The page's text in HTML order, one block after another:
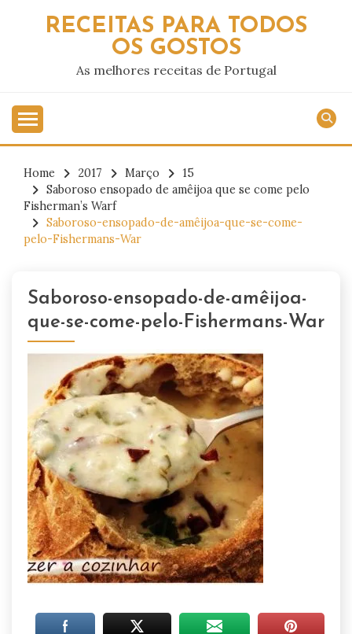
RECEITAS PARA TODOS
OS GOSTOS
As melhores receitas de Portugal
Home 2017 Março
15
Saboroso ensopado de amêijoa que se come pelo
Fisherman’s Warf
Saboroso-ensopado-de-amêijoa-que-se-come-
pelo-Fishermans-War
Saboroso-ensopado-de-amêijoa-
que-se-come-pelo-Fishermans-War